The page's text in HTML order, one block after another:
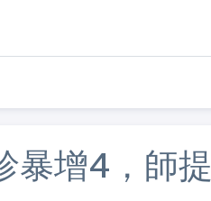
暴增4，師提